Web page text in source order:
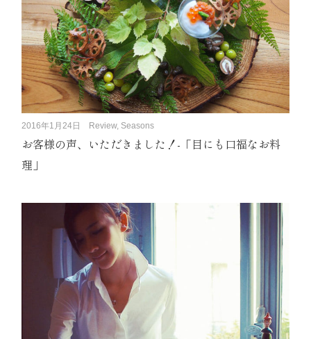
2016年1月24日 Review, Seasons
お客様の声、いただきました！-「目にも口福なお料
理」